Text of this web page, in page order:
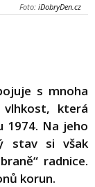
Foto: iDobryDen.cz
s mnoha
vlhkost, která
1974. Na jeho
stav si však
radnice.
korun.